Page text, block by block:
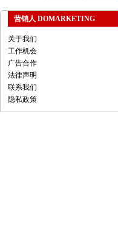
营销人 DOMARKETING
关于我们
工作机会
广告合作
法律声明
联系我们
隐私政策